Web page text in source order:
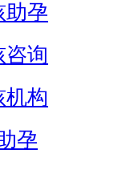
助孕
咨询
机构
孕